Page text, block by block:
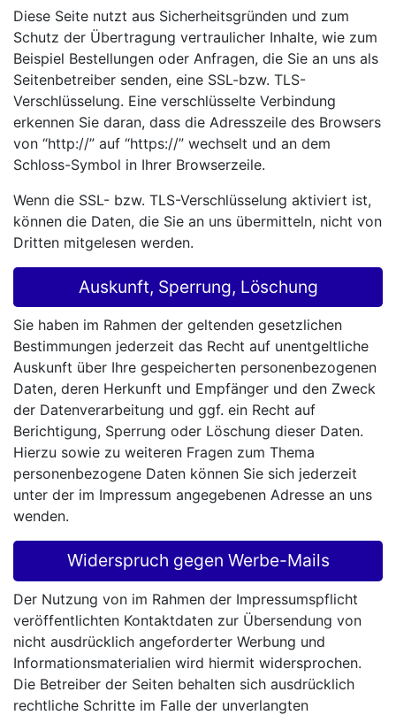
Diese Seite nutzt aus Sicherheitsgründen und zum
Schutz der Übertragung vertraulicher Inhalte, wie zum
Beispiel Bestellungen oder Anfragen, die Sie an uns als
Seitenbetreiber senden, eine SSL-bzw. TLS-
Verschlüsselung. Eine verschlüsselte Verbindung
erkennen Sie daran, dass die Adresszeile des Browsers
von “http://” auf “https://” wechselt und an dem
Schloss-Symbol in Ihrer Browserzeile.
Wenn die SSL- bzw. TLS-Verschlüsselung aktiviert ist,
können die Daten, die Sie an uns übermitteln, nicht von
Dritten mitgelesen werden.
Auskunft, Sperrung, Löschung
Sie haben im Rahmen der geltenden gesetzlichen
Bestimmungen jederzeit das Recht auf unentgeltliche
Auskunft über Ihre gespeicherten personenbezogenen
Daten, deren Herkunft und Empfänger und den Zweck
der Datenverarbeitung und ggf. ein Recht auf
Berichtigung, Sperrung oder Löschung dieser Daten.
Hierzu sowie zu weiteren Fragen zum Thema
personenbezogene Daten können Sie sich jederzeit
unter der im Impressum angegebenen Adresse an uns
wenden.
Widerspruch gegen Werbe-Mails
Der Nutzung von im Rahmen der Impressumspflicht
veröffentlichten Kontaktdaten zur Übersendung von
nicht ausdrücklich angeforderter Werbung und
Informationsmaterialien wird hiermit widersprochen.
Die Betreiber der Seiten behalten sich ausdrücklich
rechtliche Schritte im Falle der unverlangten